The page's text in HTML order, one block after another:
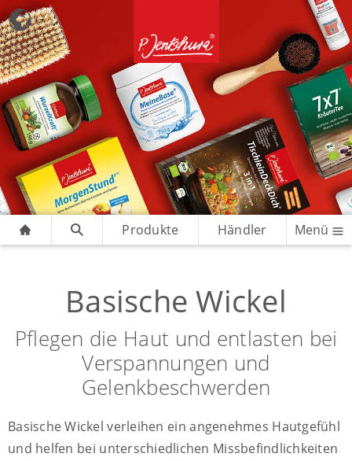
Produkte Händler Menü
Basische Wickel
Pflegen die Haut und entlasten bei
Verspannungen und
Gelenkbeschwerden
Basische Wickel verleihen ein angenehmes Hautgefühl
und helfen bei unterschiedlichen Missbefindlichkeiten